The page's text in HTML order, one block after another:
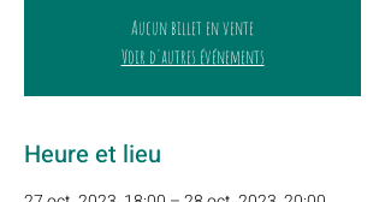
Aucun billet en vente
Voir d'autres événements
Heure et lieu